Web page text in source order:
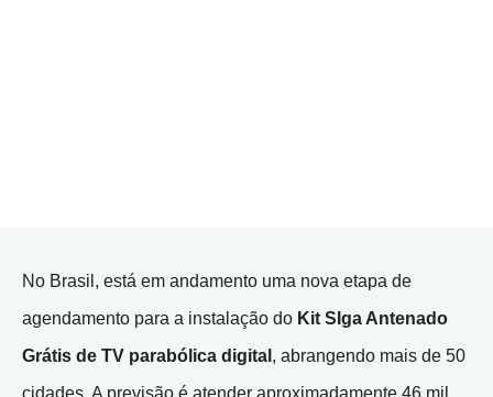
No Brasil, está em andamento uma nova etapa de
agendamento para a instalação do Kit SIga Antenado
Grátis de TV parabólica digital , abrangendo mais de 50
cidades. A previsão é atender aproximadamente 46 mil